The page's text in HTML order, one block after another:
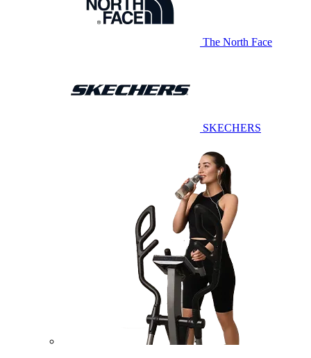
The North Face
SKECHERS